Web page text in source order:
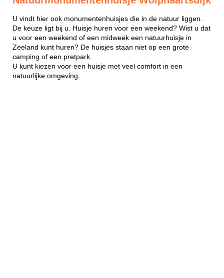
U vindt hier ook monumentenhuisjes die in de natuur liggen.
De keuze ligt bij u. Huisje huren voor een weekend? Wist u dat
u voor een weekend of een midweek een natuurhuisje in
Zeeland kunt huren? De huisjes staan niet op een grote
camping of een pretpark.
U kunt kiezen voor een huisje met veel comfort in een
natuurlijke omgeving.